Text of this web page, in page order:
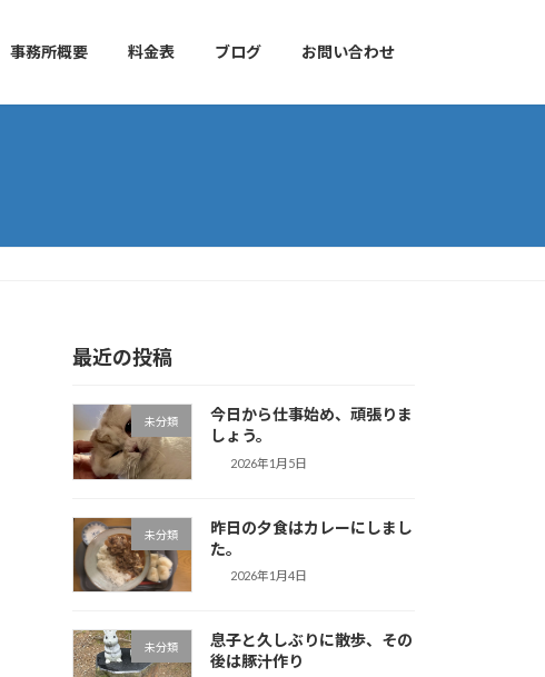
事務所概要 料金表 ブログ お問い合わせ
最近の投稿
未分類
今日から仕事始め、頑張りま
しょう。
2026年1月5日
未分類
昨日の夕食はカレーにしまし
た。
2026年1月4日
未分類
息子と久しぶりに散歩、その
後は豚汁作り